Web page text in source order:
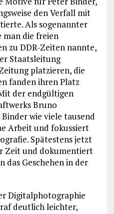
den Verfall mit
Als sogenannter
man die freien
zu DDR-Zeiten nannte,
Staatsleitung
platzieren, die
fanden ihren Platz
der endgültigen
Bruno
wie viele tausend
Arbeit und fokussiert
Spätestens jetzt
Zeit und dokumentiert
das Geschehen in der
Digitalphotographie
deutlich leichter,